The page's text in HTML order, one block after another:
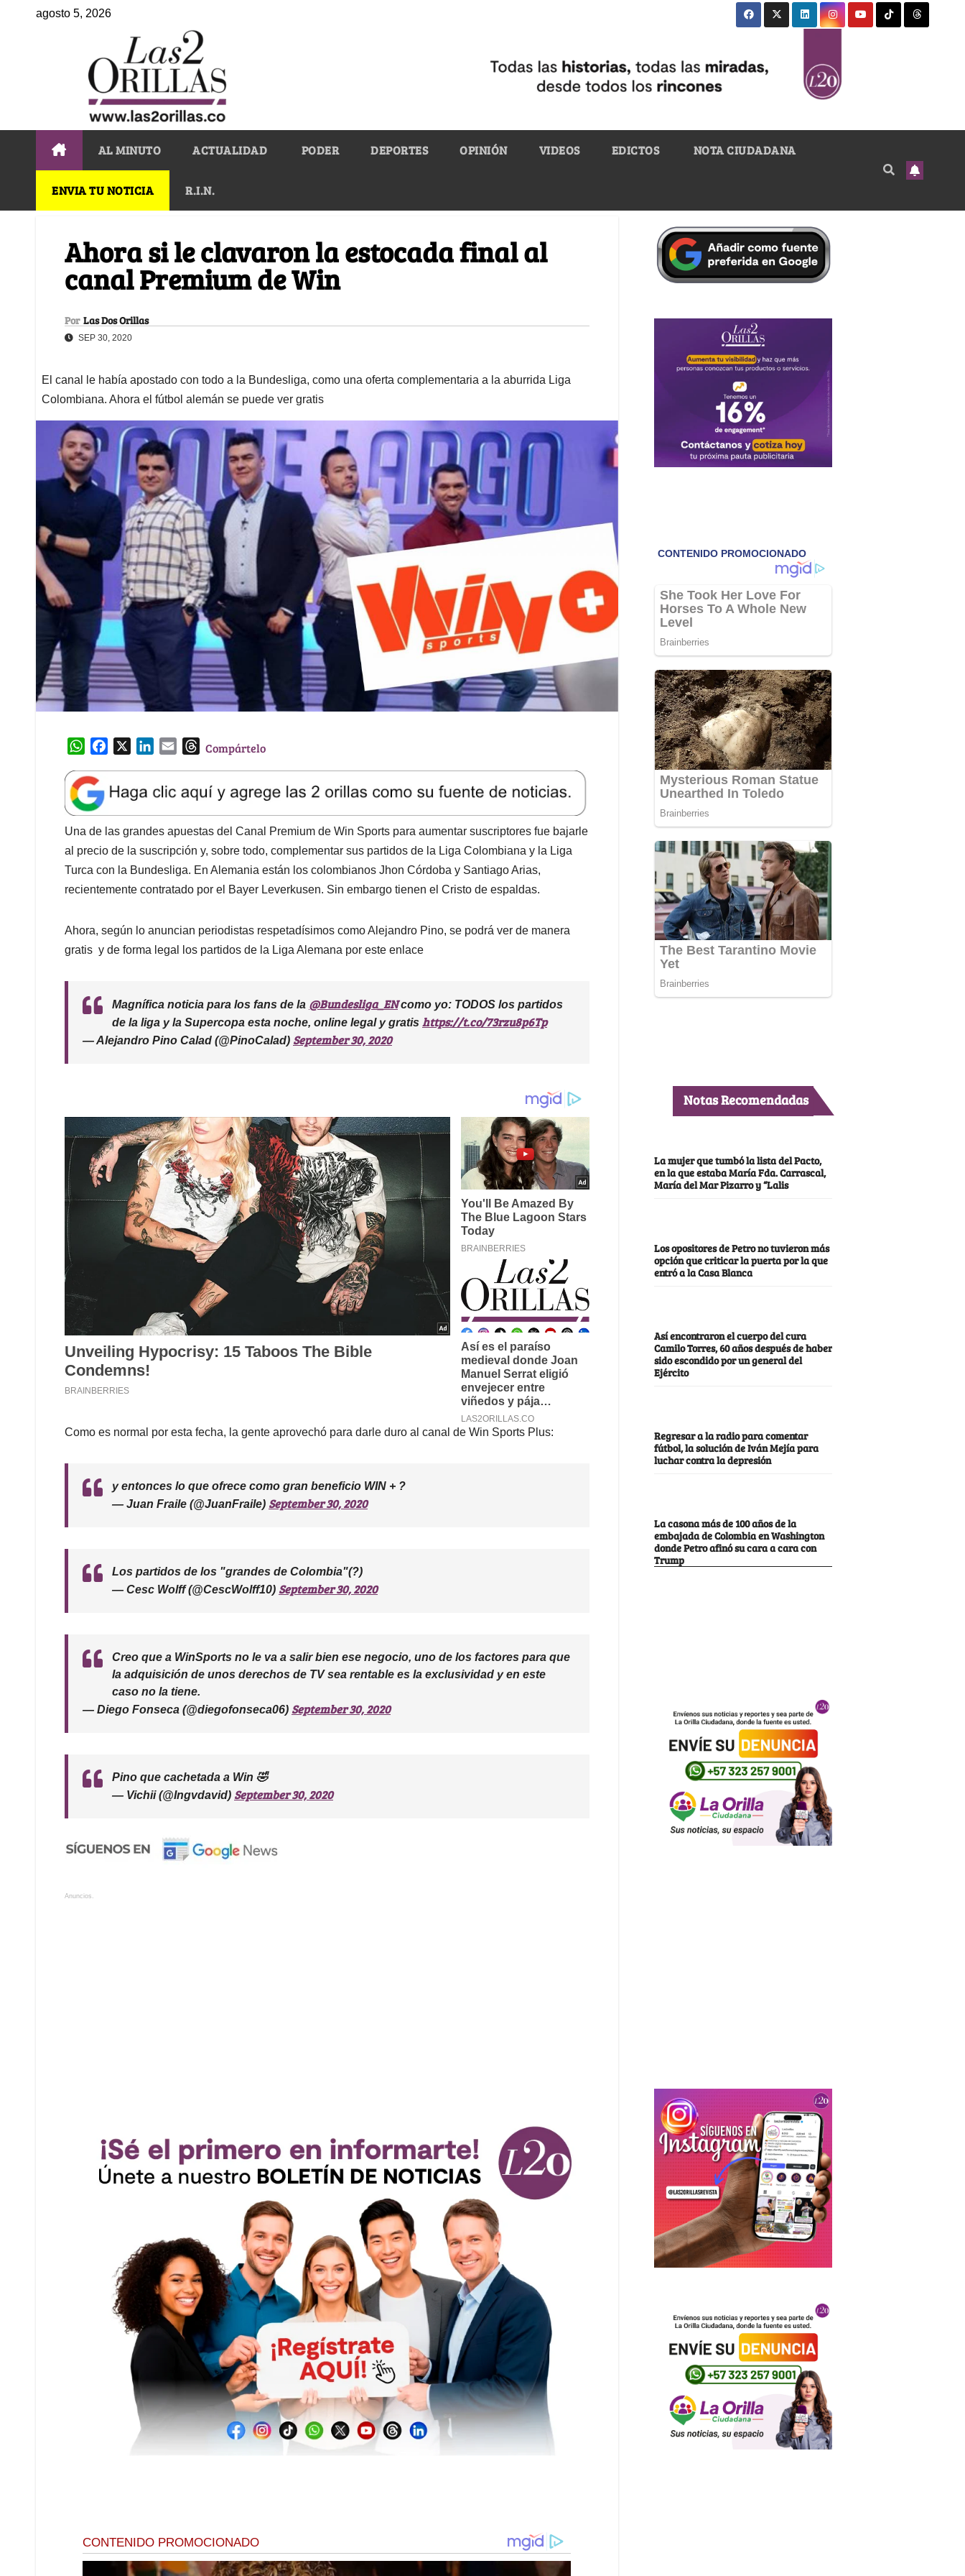
agosto 5, 2026
AL MINUTO ACTUALIDAD PODER DEPORTES OPINIÓN VIDEOS EDICTOS NOTA CIUDADANA
ENVIA TU NOTICIA R.I.N.
Ahora si le clavaron la estocada final al
canal Premium de Win
Por Las Dos Orillas
SEP 30, 2020
El canal le había apostado con todo a la Bundesliga, como una oferta complementaria a la aburrida Liga
Colombiana. Ahora el fútbol alemán se puede ver gratis
W
a
t
s
A
p
p
e
b
o
o
k
k
e
d
I
n
l
T
e
a
d
s
Compártelo
Una de las grandes apuestas del Canal Premium de Win Sports para aumentar suscriptores fue bajarle
al precio de la suscripción y, sobre todo, complementar sus partidos de la Liga Colombiana y la Liga
Turca con la Bundesliga. En Alemania están los colombianos Jhon Córdoba y Santiago Arias,
recientemente contratado por el Bayer Leverkusen. Sin embargo tienen el Cristo de espaldas.
Ahora, según lo anuncian periodistas respetadísimos como Alejandro Pino, se podrá ver de manera
gratis y de forma legal los partidos de la Liga Alemana por este enlace
Magnífica noticia para los fans de la @Bundesliga_ENcomo yo: TODOS los partidos
de la liga y la Supercopa esta noche, online legal y gratis https://t.co/73rzu8p6Tp
— Alejandro Pino Calad (@PinoCalad) September 30, 2020
Como es normal por esta fecha, la gente aprovechó para darle duro al canal de Win Sports Plus:
y entonces lo que ofrece como gran beneficio WIN + ?
— Juan Fraile (@JuanFraile) September 30, 2020
Los partidos de los "grandes de Colombia"(?)
— Cesc Wolff (@CescWolff10) September 30, 2020
Creo que a WinSports no le va a salir bien ese negocio, uno de los factores para que
la adquisición de unos derechos de TV sea rentable es la exclusividad y en este
caso no la tiene.
— Diego Fonseca (@diegofonseca06) September 30, 2020
Pino que cachetada a Win 🤣
— Vichii (@Ingvdavid) September 30, 2020
Anuncios.
Notas Recomendadas
La mujer que tumbó la lista del Pacto,
en la que estaba María Fda. Carrascal,
María del Mar Pizarro y “Lalis
Los opositores de Petro no tuvieron más
opción que criticar la puerta por la que
entró a la Casa Blanca
Así encontraron el cuerpo del cura
Camilo Torres, 60 años después de haber
sido escondido por un general del
Ejército
Regresar a la radio para comentar
fútbol, la solución de Iván Mejía para
luchar contra la depresión
La casona más de 100 años de la
embajada de Colombia en Washington
donde Petro afinó su cara a cara con
Trump